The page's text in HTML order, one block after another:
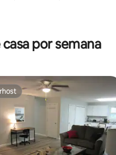
média de 5, 30 avaliações
por semana